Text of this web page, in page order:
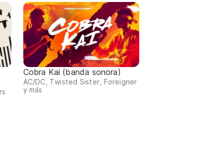
Cobra Kai (banda sonora)
AC/DC, Twisted Sister, Foreigner
y más